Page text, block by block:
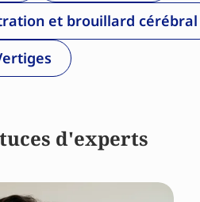
et brouillard cérébral
d'experts